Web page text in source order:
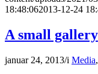
18:48:062013-12-24
A small gallery
januar 24, 2013/i Media,